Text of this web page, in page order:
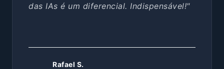
das IAs é um diferencial. Indispensável!"
Rafael S.